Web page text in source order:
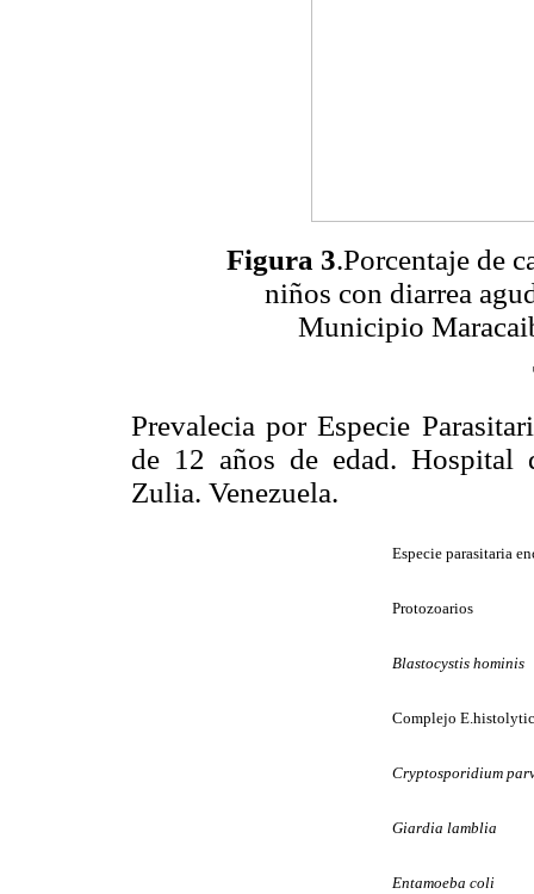
Figura 3.Porcentaje de
niños con diarrea
Municipio
Prevalecia por Especie
de 12 años de edad. Hospital
Zulia. Venezuela.
Especie parasitaria
Protozoarios
Blastocystis hominis
Complejo
Cryptosporidium
Giardia lamblia
Entamoeba coli